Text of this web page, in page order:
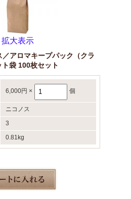
拡大表示
／アロマキープパック（クラ
袋 100枚セット
6,000円 × 個
ニコノス
3
0.81kg